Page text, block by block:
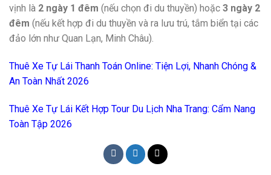
vịnh là 2 ngày 1 đêm (nếu chọn đi du thuyền) hoặc 3 ngày 2
đêm (nếu kết hợp đi du thuyền và ra lưu trú, tắm biển tại các
đảo lớn như Quan Lạn, Minh Châu).
Thuê Xe Tự Lái Thanh Toán Online: Tiện Lợi, Nhanh Chóng &
An Toàn Nhất 2026
Thuê Xe Tự Lái Kết Hợp Tour Du Lịch Nha Trang: Cẩm Nang
Toàn Tập 2026